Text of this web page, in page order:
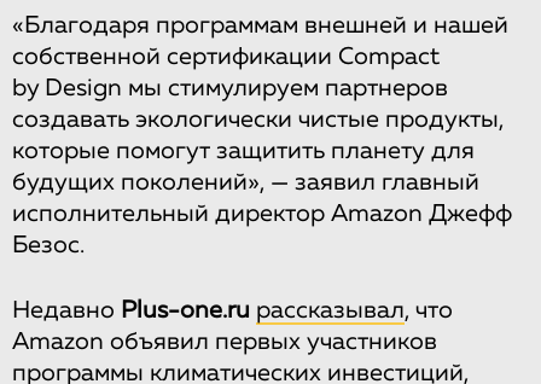
«Благодаря программам внешней и нашей
собственной сертификации Compact
by Design мы стимулируем партнеров
создавать экологически чистые продукты,
которые помогут защитить планету для
будущих поколений», — заявил главный
исполнительный директор Amazon Джефф
Безос.
Недавно Plus-one.ru рассказывал, что
Amazon объявил первых участников
программы климатических инвестиций,